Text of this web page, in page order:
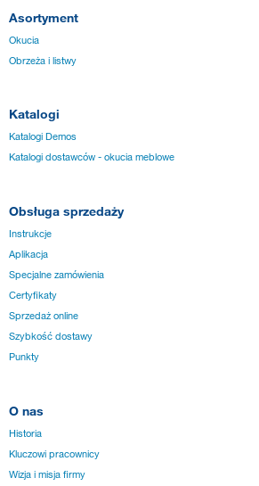
Asortyment
Okucia
Obrzeża i listwy
Katalogi
Katalogi Demos
Katalogi dostawców - okucia meblowe
Obsługa sprzedaży
Instrukcje
Aplikacja
Specjalne zamówienia
Certyfikaty
Sprzedaż online
Szybkość dostawy
Punkty
O nas
Historia
Kluczowi pracownicy
Wizja i misja firmy